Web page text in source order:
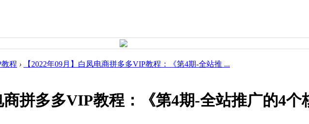
程 ›
【2022年09月】白凤电商拼多多VIP教程：《第4期-全站推 ...
商拼多多VIP教程：《第4期-全站推广的4